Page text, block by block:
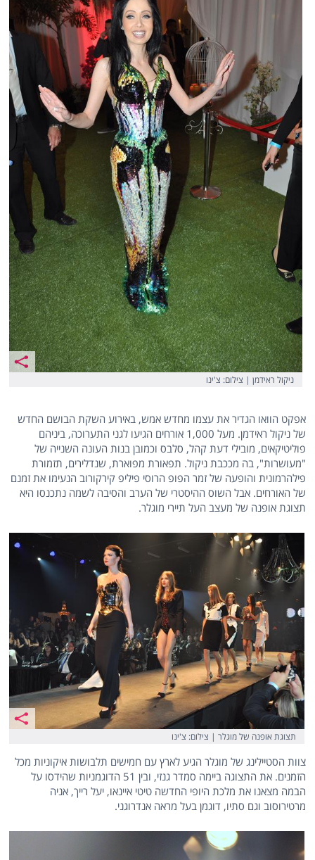
ניקול ראידמן | צילום: צ'ינו
אפקט הוואו הגדיר את עצמו מחדש אמש, באירוע השקת הבושם החדש
של ניקול ראידמן. מעל 1,000 אורחים הגיעו לגני התערוכה, ביניהם
פוליטיקאים, מובילי דעת קהל, סלבס וכמובן בנות העונה השנייה של
"מעושרות", בה מככבת ניקול. תפאורת מפוארת, שנדלירים, תזמורת
פילהרמונית והופעה של זמר הפופ הרוסי פיליפ קירקורוב הנעימו את זמנם
של האורחים. אבל השוס ההיסטרי של הערב והסיבה לשמה נתכנסו היא
תצוגת אופנה של מעצב העל תיירי מוגלר.
תצוגת אופנה של מוגלר | צילום: צ'ינו
צוות הסטיילינג של מוגלר הגיע לארץ עם חמישים תלבושות איקוניות מכל
הזמנים. את התצוגה ביימה סמדר גנזי, ובין 51 הדוגמניות שהידסו על
הבמה מצאנו את מלכת היופי החדשה טיטי איינאו, יעל רייך, אניה
מרטירוסוב וגם סתיו, דוגמן בעל מראה אנדרוגני.